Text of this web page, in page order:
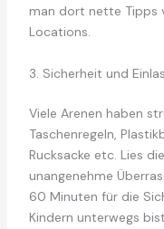
man dort nette Tipps
Locations.
3. Sicherheit und
Viele Arenen haben
Taschenregeln,
Rucksacke etc. Lies
unangenehme
60 Minuten für die
Kindern unterwegs